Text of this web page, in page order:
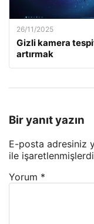
26/11/2025
Gizli kamera
artırmak
Bir yanıt yazın
E-posta adresiniz
ile
Yorum *